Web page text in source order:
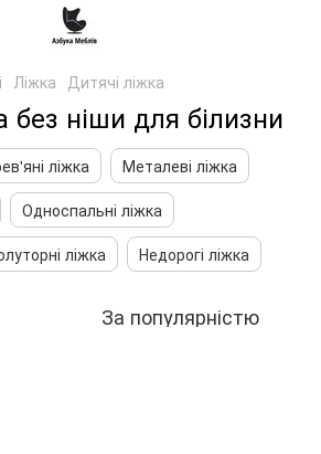
Ліжка Дитячі ліжка
без ніши для білизни
ліжка
Металеві ліжка
Односпальні ліжка
ліжка Недорогі ліжка
За популярністю